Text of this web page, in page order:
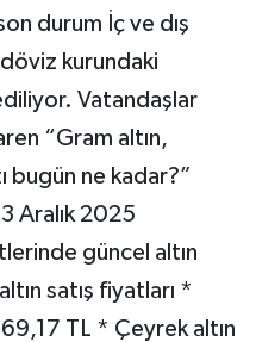
durum İç ve dış
kurundaki
Vatandaşlar
“Gram altın,
bugün ne kadar?”
Aralık 2025
güncel altın
satış fiyatları *
TL * Çeyrek altın